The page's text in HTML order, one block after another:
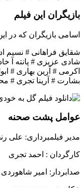
بازیگران این فیلم
اسامی بازیگران که در
شقایق فراهانی # نسیم
شادی عزیزی # پانته آ
اکرمی # آرین بهاری #
بشارت # آرینا تجری #
عوامل پشت صحنه
مدیر فیلمبرداری: علی
کارگردان : احمد تجری
صدابردار: امیر شاهوردی